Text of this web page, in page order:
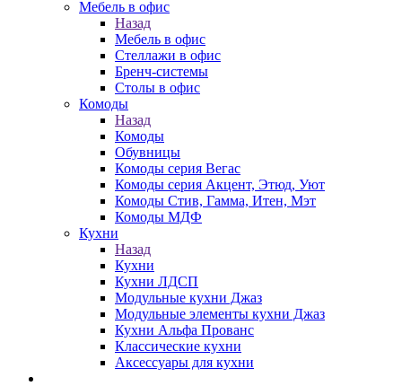
Мебель в офис
Назад
Мебель в офис
Стеллажи в офис
Бренч-системы
Столы в офис
Комоды
Назад
Комоды
Обувницы
Комоды серия Вегас
Комоды серия Акцент, Этюд, Уют
Комоды Стив, Гамма, Итен, Мэт
Комоды МДФ
Кухни
Назад
Кухни
Кухни ЛДСП
Модульные кухни Джаз
Модульные элементы кухни Джаз
Кухни Альфа Прованс
Классические кухни
Аксессуары для кухни